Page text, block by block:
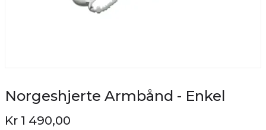
Norgeshjerte Armbånd - Enkel
Kr 1 490,00